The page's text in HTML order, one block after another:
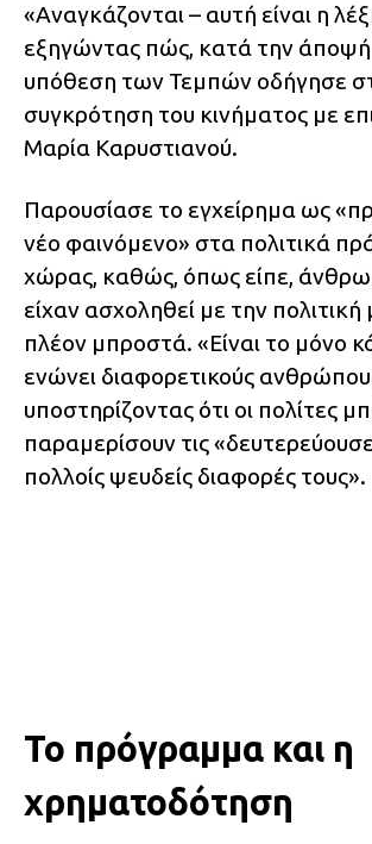
«Αναγκάζονται – αυτή είναι η
εξηγώντας πώς, κατά την άποψή
υπόθεση των Τεμπών οδήγησε
συγκρότηση του κινήματος με
Μαρία Καρυστιανού.
Παρουσίασε το εγχείρημα ως
νέο φαινόμενο» στα πολιτικά
χώρας, καθώς, όπως είπε,
είχαν ασχοληθεί με την πολιτική
πλέον μπροστά. «Είναι το μόνο
ενώνει διαφορετικούς
υποστηρίζοντας ότι οι πολίτες
παραμερίσουν τις
πολλοίς ψευδείς διαφορές τους».
Το πρόγραμμα και η
χρηματοδότηση